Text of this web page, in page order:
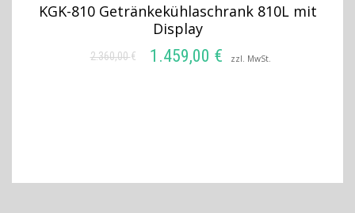
KGK-810 Getränkekühlaschrank 810L mit
Display
2.360,00€
Ursprünglicher
1.459,00 €
Aktueller
zzl. MwSt.